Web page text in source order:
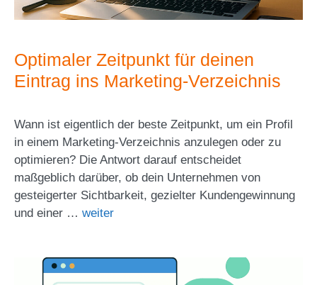
Optimaler Zeitpunkt für deinen
Eintrag ins Marketing-Verzeichnis
Wann ist eigentlich der beste Zeitpunkt, um ein Profil
in einem Marketing-Verzeichnis anzulegen oder zu
optimieren? Die Antwort darauf entscheidet
maßgeblich darüber, ob dein Unternehmen von
gesteigerter Sichtbarkeit, gezielter Kundengewinnung
und einer … weiter